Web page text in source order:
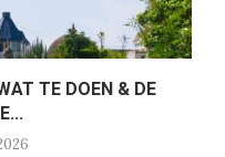
TE DOEN & DE